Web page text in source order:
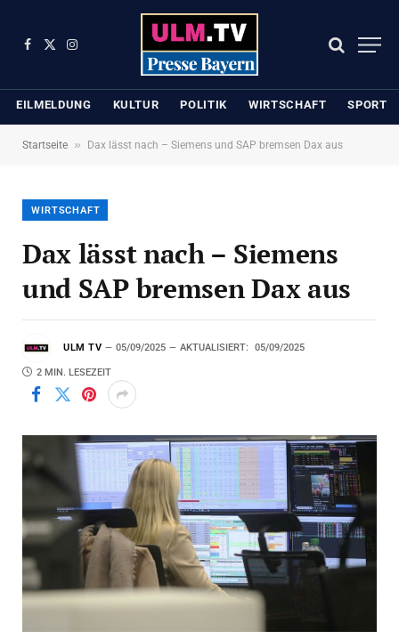
Facebook
X
Instagram
EILMELDUNG KULTUR POLITIK WIRTSCHAFT SPORT
Startseite » Dax lässt nach – Siemens und SAP bremsen Dax aus
WIRTSCHAFT
Dax lässt nach – Siemens
und SAP bremsen Dax aus
ULM TV 05/09/2025 AKTUALISIERT: 05/09/2025
2 MIN. LESEZEIT